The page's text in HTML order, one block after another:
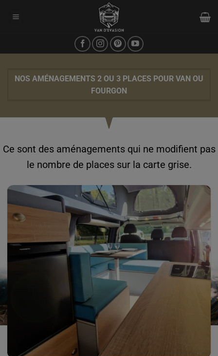
NOS AMÉNAGEMENTS 2 OU 3 PLACES POUR VAN OU
FOURGON
Ce sont des aménagements qui ne modifient pas
le nombre de places sur la carte grise.